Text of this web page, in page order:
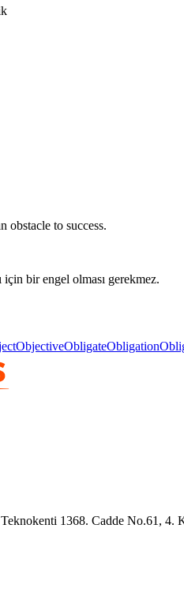
obstacle to success.
için bir engel olması gerekmez.
ObjectiveObligateObligation
1368. Cadde No.61,